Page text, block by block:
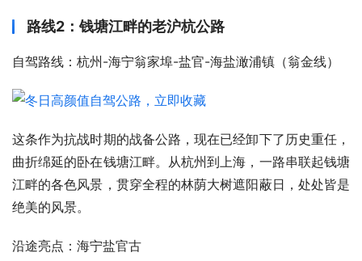
路线2：钱塘江畔的老沪杭公路
自驾路线：杭州-海宁翁家埠-盐官-海盐澉浦镇（翁金线）
这条作为抗战时期的战备公路，现在已经卸下了历史重任，
曲折绵延的卧在钱塘江畔。从杭州到上海，一路串联起钱塘
江畔的各色风景，贯穿全程的林荫大树遮阳蔽日，处处皆是
绝美的风景。
沿途亮点：海宁盐官古